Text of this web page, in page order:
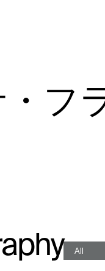
・フ